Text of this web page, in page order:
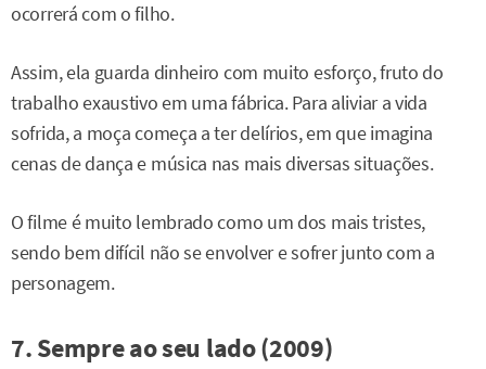
ocorrerá com o filho.
Assim, ela guarda dinheiro com muito esforço, fruto do
trabalho exaustivo em uma fábrica. Para aliviar a vida
sofrida, a moça começa a ter delírios, em que imagina
cenas de dança e música nas mais diversas situações.
O filme é muito lembrado como um dos mais tristes,
sendo bem difícil não se envolver e sofrer junto com a
personagem.
7. Sempre ao seu lado (2009)